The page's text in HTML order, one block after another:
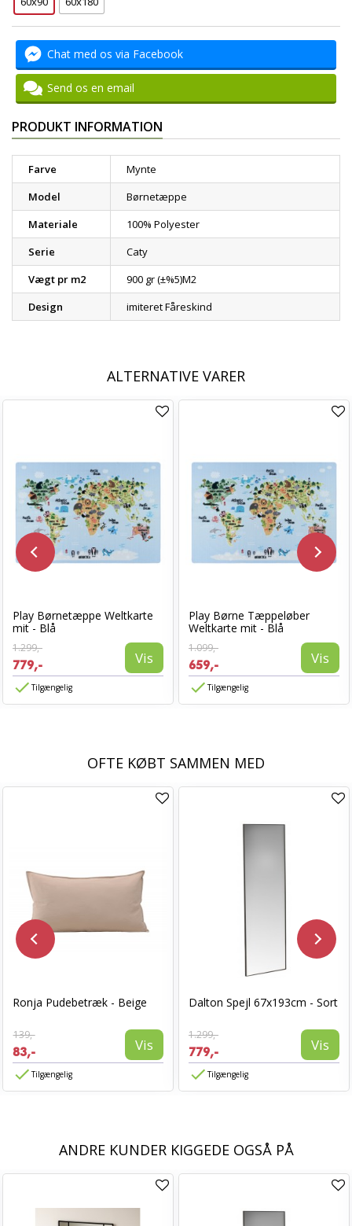
Chat med os via Facebook
Send os en email
PRODUKT INFORMATION
Farve
Mynte
Model
Børnetæppe
Materiale
100% Polyester
Serie
Caty
Vægt pr m2
900 gr (±%5)M2
Design
imiteret Fåreskind
ALTERNATIVE VARER
Play Børnetæppe Weltkarte
mit - Blå
1.299,-
779,- Vis
Tilgængelig
Play Børne Tæppeløber
Weltkarte mit - Blå
1.099,-
659,- Vis
Tilgængelig
OFTE KØBT SAMMEN MED
Ronja Pudebetræk - Beige
139,-
83,- Vis
Tilgængelig
Dalton Spejl 67x193cm - Sort
1.299,-
779,- Vis
Tilgængelig
ANDRE KUNDER KIGGEDE OGSÅ PÅ